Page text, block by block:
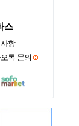
스
항
톡 문의